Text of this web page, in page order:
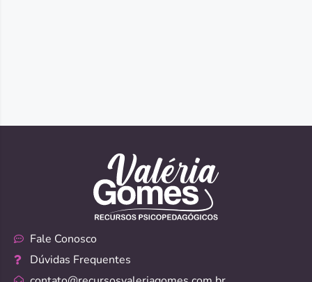
Fale Conosco
Dúvidas Frequentes